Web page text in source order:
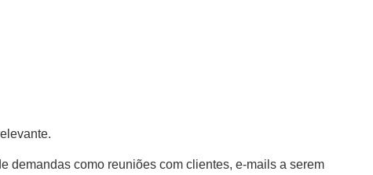
demandas como reuniões com clientes, e-mails a serem